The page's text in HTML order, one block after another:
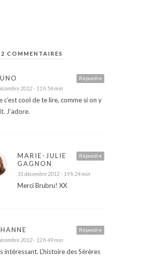
COMMENTAIRES
Répondre
2012 - 11 h 54 min
c’est cool de te lire, comme si on y
J’adore.
Répondre
MARIE-JULIE
GAGNON
31 décembre 2012 - 19 h 24 min
Merci Brubru! XX
Répondre
2012 - 12 h 49 min
intéressant. L’histoire des Sérères